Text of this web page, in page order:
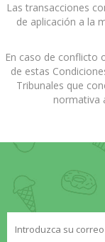
Las transacciones
de aplicación a la
En caso de conflicto
de estas
Tribunales que
normativa